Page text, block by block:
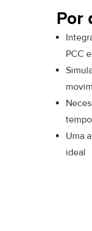
Por
PCC
Uma
ideal